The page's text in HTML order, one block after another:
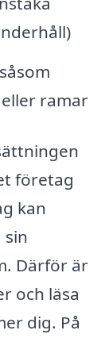
ramar
företag
kan
sin
Därför är
och läsa
dig. På